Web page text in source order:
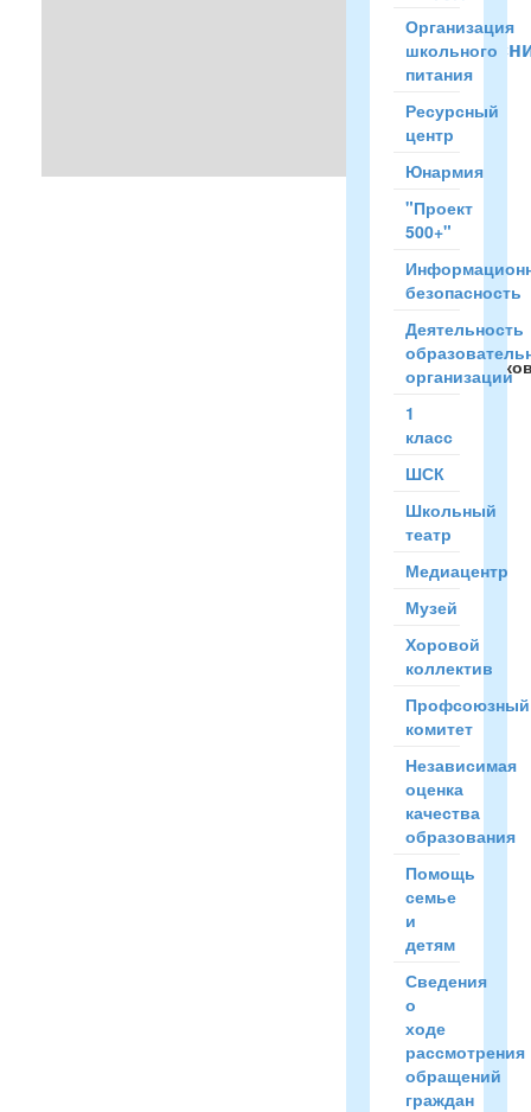
будущих
Опубликовал
19.Ноября.14
15:12
начала
работу
«Школа
будущих
Дошкольники
пройдут
курс
школе,
познакомятся
своими
будущими
Занятия
проводятся
элементами
способствуют
более
быстрой
адаптации
обучению
школе.
Читать
полностью
Организация
школьного
питания
Ресурсный
центр
Юнармия
"Проект
500+"
безопасность
Деятельность
организации
1
класс
ШСК
Школьный
театр
Медиацентр
Музей
Хоровой
коллектив
Профсоюзный
комитет
Независимая
оценка
качества
образования
Помощь
семье
и
детям
Сведения
о
ходе
рассмотрения
обращений
граждан